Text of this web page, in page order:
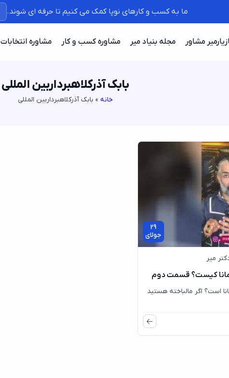
ما به کسب و کارهای نوپا کمک می کنیم تا حرفه ای شوند.
مشاور مجله بنیاد میر مشاوره کسب و کار مشاوره انتخابات
بابک آذرکلاهبرداربین المللی
خانه » بابک آذرکلاهبرداربین المللی
29
جولای
میر
کیست؟ قسمت دوم
است؟ اگر مالباخته هستید